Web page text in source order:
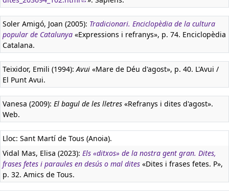
Soler Amigó, Joan (2005): Tradicionari. Enciclopèdia de la cultura
popular de Catalunya «Expressions i refranys», p. 74. Enciclopèdia
Catalana.
Teixidor, Emili (1994):Avui «Mare de Déu d'agost», p. 40. L'Avui /
El Punt Avui.
Vanesa (2009): El bagul de les lletres «Refranys i dites d'agost».
Web.
Lloc: Sant Martí de Tous (Anoia).
Vidal Mas, Elisa (2023): Els «ditxos» de la nostra gent gran. Dites,
frases fetes i paraules en desús o mal dites «Dites i frases fetes. P»,
p. 32. Amics de Tous.